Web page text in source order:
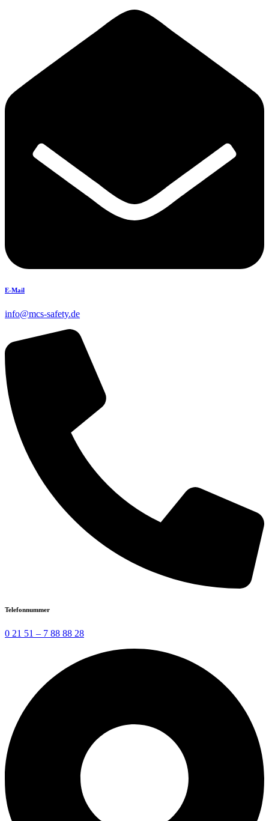
E-Mail
info@mcs-safety.de
Telefonnummer
0 21 51 – 7 88 88 28